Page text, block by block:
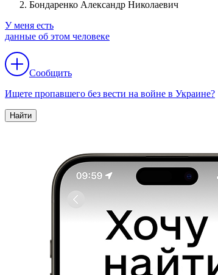
Бондаренко Александр Николаевич
У меня есть
данные об этом человеке
Сообщить
Ищете пропавшего без вести на войне в Украине?
Найти